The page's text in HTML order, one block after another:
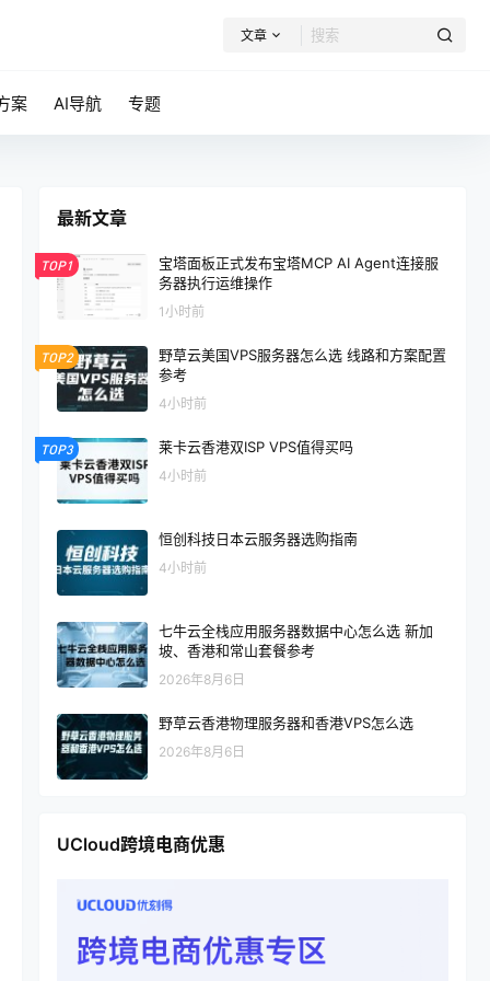
文章
案 AI导航 专题
最新文章
TOP1
宝塔面板正式发布宝塔MCP AI Agent连接服
务器执行运维操作
1小时前
TOP2
野草云美国VPS服务器怎么选 线路和方案配置
参考
4小时前
TOP3 莱卡云香港双ISP VPS值得买吗
4小时前
恒创科技日本云服务器选购指南
4小时前
七牛云全栈应用服务器数据中心怎么选 新加
坡、香港和常山套餐参考
2026年8月6日
野草云香港物理服务器和香港VPS怎么选
2026年8月6日
UCloud跨境电商优惠